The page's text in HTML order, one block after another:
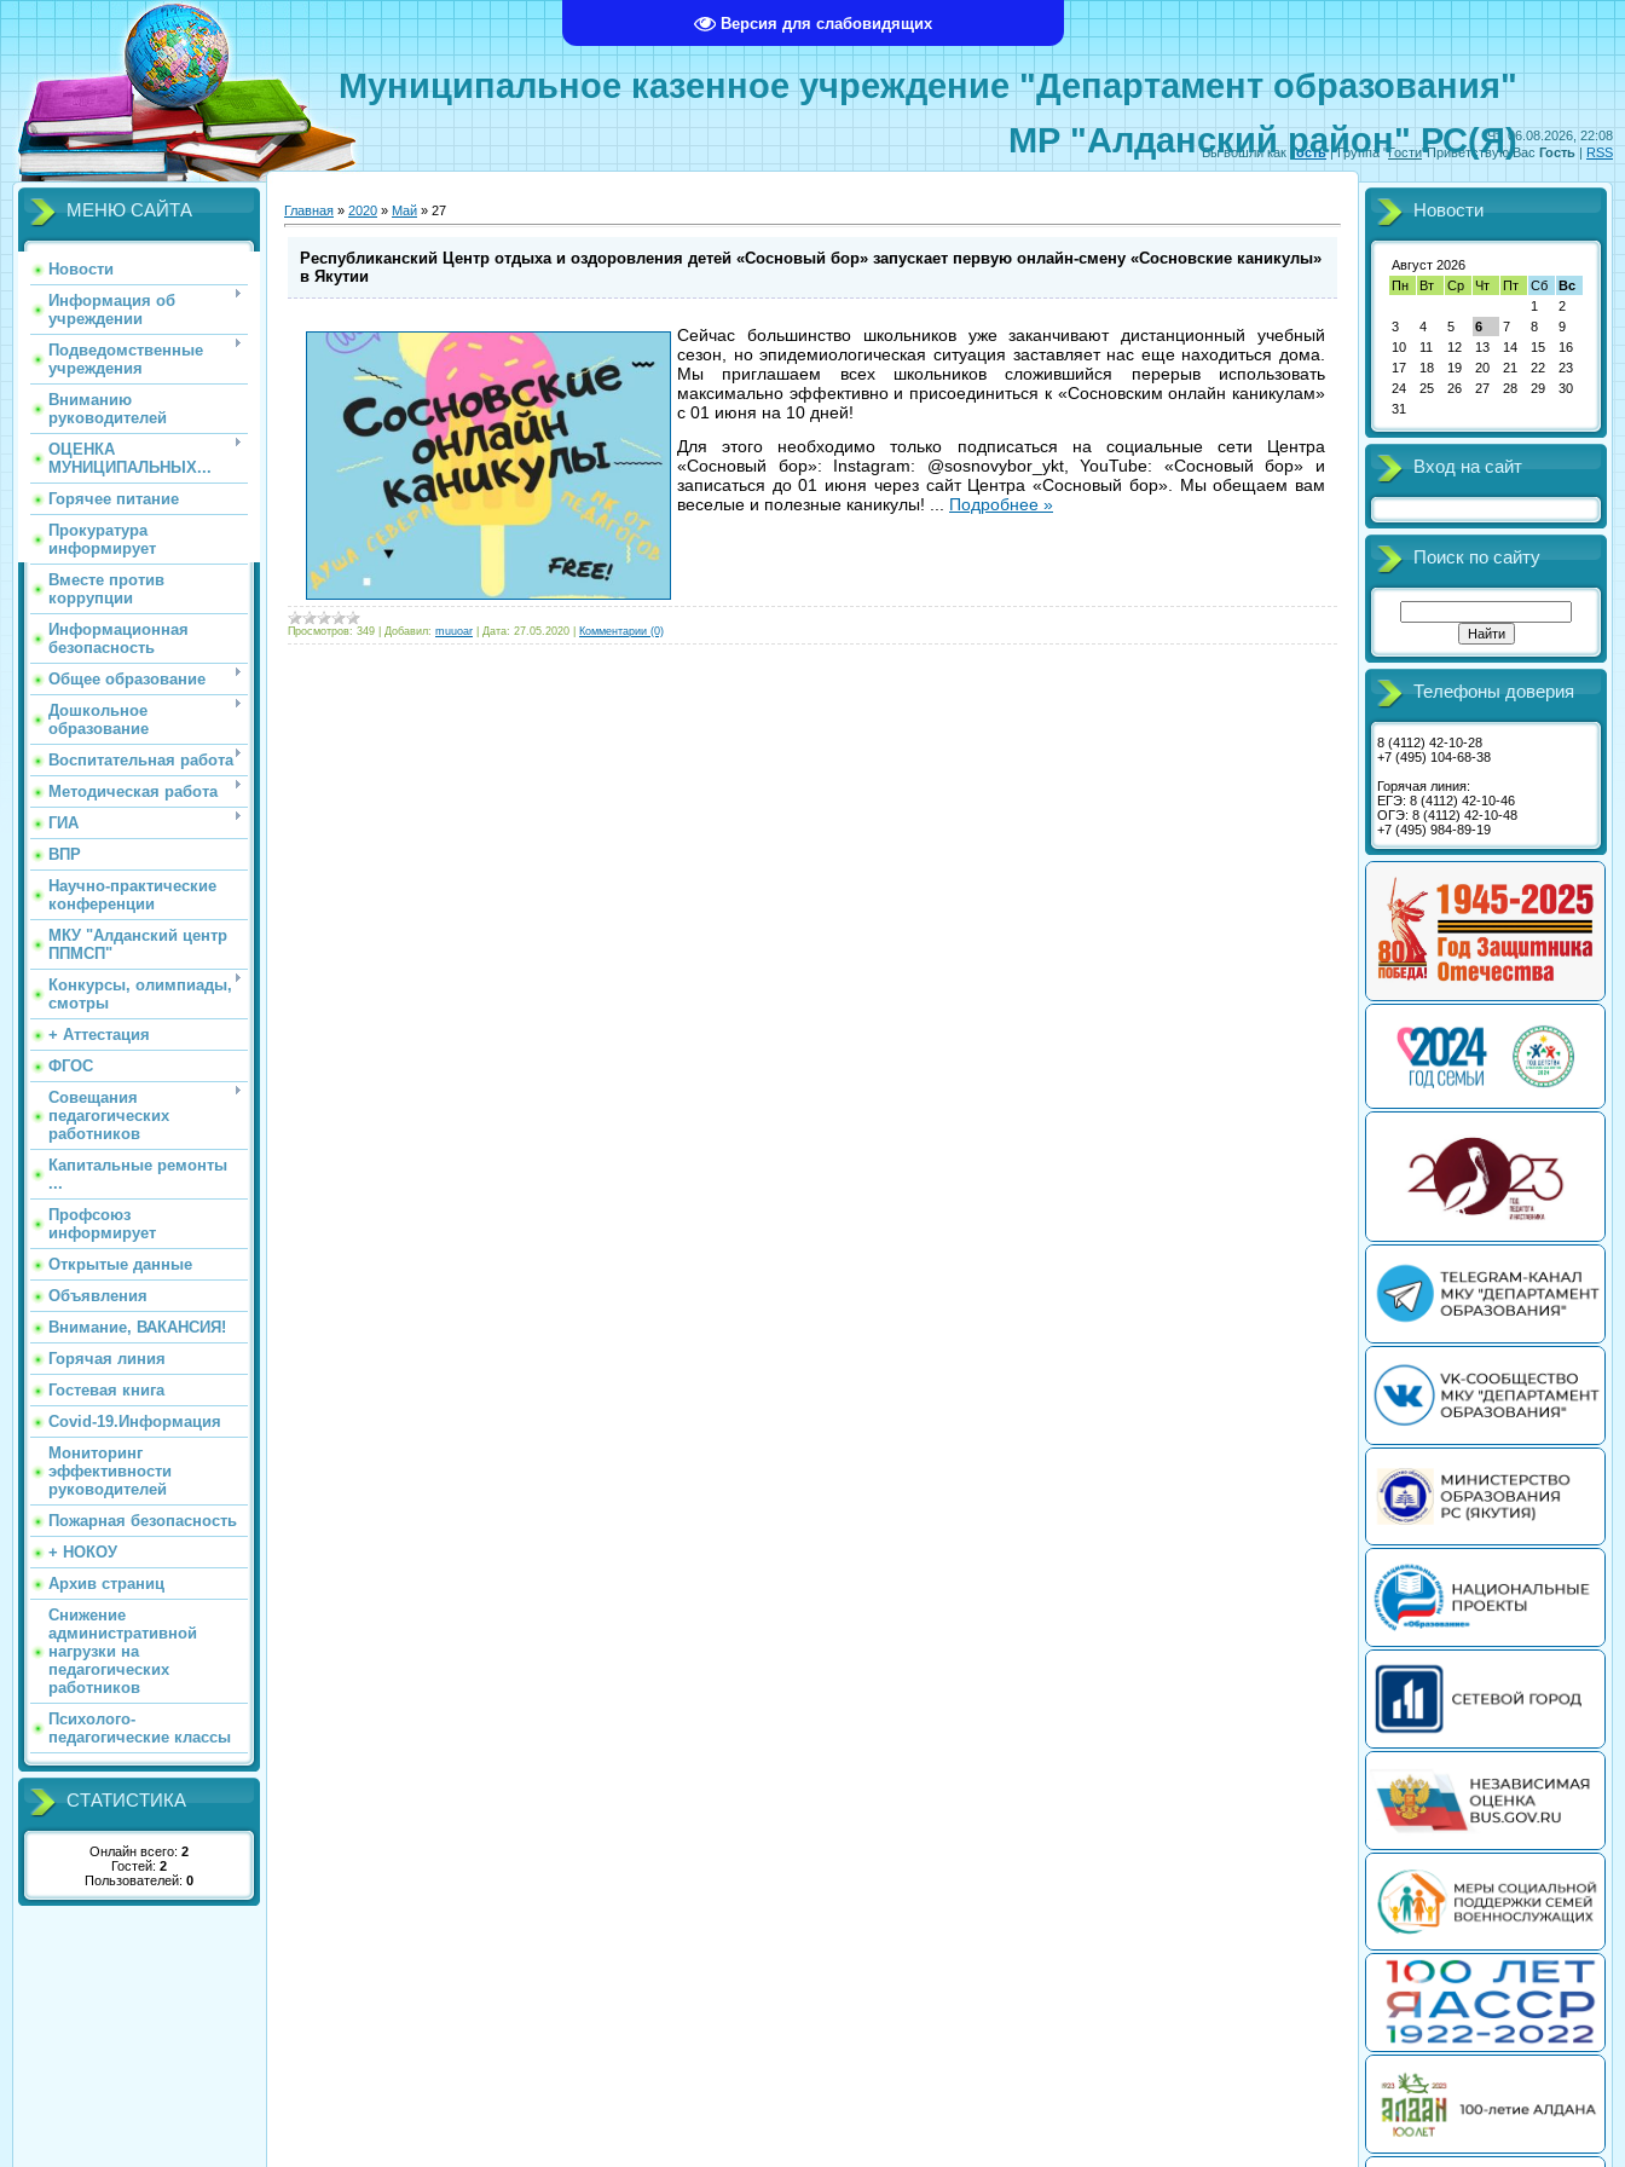
Версия для слабовидящих
Чт, 06.08.2026, 22:08
Вы вошли как Гость|Группа "Гости"Приветствую Вас Гость | RSS
Муниципальное казенное учреждение "Департамент образования"
МР "Алданский район" РС(Я)
МЕНЮ САЙТА
Новости
Информация об
учреждении
Подведомственные
учреждения
Вниманию
руководителей
ОЦЕНКА
МУНИЦИПАЛЬНЫХ...
Горячее питание
Прокуратура
информирует
Вместе против
коррупции
Информационная
безопасность
Общее образование
Дошкольное
образование
Воспитательная работа
Методическая работа
ГИА
ВПР
Научно-практические
конференции
МКУ "Алданский центр
ППМСП"
Конкурсы, олимпиады,
смотры
+ Аттестация
ФГОС
Совещания
педагогических
работников
Капитальные ремонты
...
Профсоюз
информирует
Открытые данные
Объявления
Внимание, ВАКАНСИЯ!
Горячая линия
Гостевая книга
Covid-19.Информация
Мониторинг
эффективности
руководителей
Пожарная безопасность
+ НОКОУ
Архив страниц
Снижение
административной
нагрузки на
педагогических
работников
Психолого-
педагогические классы
СТАТИСТИКА
Онлайн всего: 2
Гостей: 2
Пользователей: 0
Главная » 2020 » Май » 27
Республиканский Центр отдыха и оздоровления детей «Сосновый бор» запускает первую онлайн-смену «Сосновские каникулы»
в Якутии
Сейчас большинство школьников уже заканчивают дистанционный учебный
сезон, но эпидемиологическая ситуация заставляет нас еще находиться дома.
Мы приглашаем всех школьников сложившийся перерыв использовать
максимально эффективно и присоединиться к «Сосновским онлайн каникулам»
с 01 июня на 10 дней!
Для этого необходимо только подписаться на социальные сети Центра
«Сосновый бор»: Instagram: @sosnovybor_ykt, YouTube: «Сосновый бор» и
записаться до 01 июня через сайт Центра «Сосновый бор». Мы обещаем вам
веселые и полезные каникулы!
Подробнее »
Просмотров: 349 Добавил: muuoar Дата: 27.05.2020 Комментарии (0)
Новости
Август 2026
Пн
Вт Ср Чт Пт Сб
Вс
1
2
3
4 5 6 7 8
9
10
11 12 13 14 15
16
17
18 19 20 21 22
23
24
25 26 27 28 29
30
31
Вход на сайт
Поиск по сайту
Телефоны доверия
8 (4112) 42-10-28
+7 (495) 104-68-38
Горячая линия:
ЕГЭ: 8 (4112) 42-10-46
ОГЭ: 8 (4112) 42-10-48
+7 (495) 984-89-19